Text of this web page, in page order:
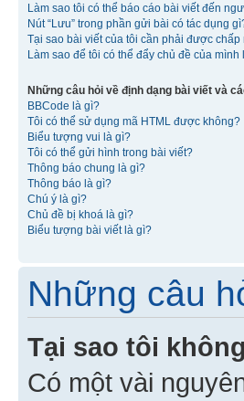
Làm sao tôi có thể báo cáo bài viết đến
Nút “Lưu” trong phần gửi bài có tác dụng
Tại sao bài viết của tôi cần phải được chấp
Làm sao để tôi có thể đẩy chủ đề của
Những câu hỏi về định dạng bài viết và
BBCode là gì?
Tôi có thể sử dụng mã HTML được không?
Biểu tượng vui là gì?
Tôi có thể gửi hình trong bài viết?
Thông báo chung là gì?
Thông báo là gì?
Chú ý là gì?
Chủ đề bị khoá là gì?
Biểu tượng bài viết là gì?
Những câu
Tại sao tôi
Có một vài